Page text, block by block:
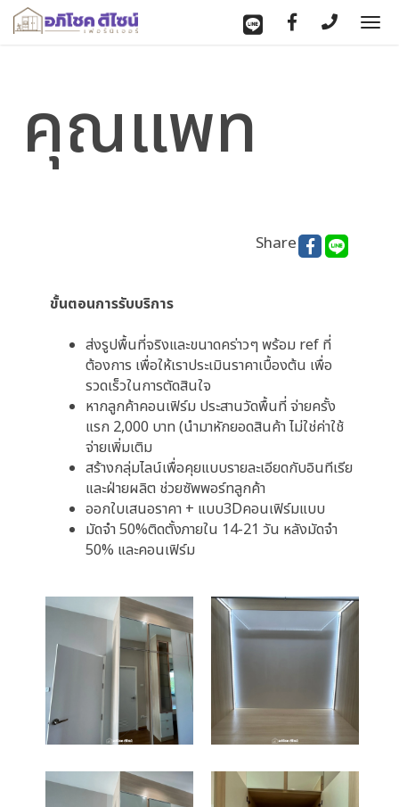
คุณแพท
Share
ขั้นตอนการรับบริการ
ส่งรูปพื้นที่จริงและขนาดคร่าวๆ พร้อม ref ที่
ต้องการ เพื่อให้เราประเมินราคาเบื้องต้น เพื่อ
รวดเร็วในการตัดสินใจ
หากลูกค้าคอนเฟิร์ม ประสานวัดพื้นที่ จ่ายครั้ง
แรก 2,000 บาท (นำมาหักยอดสินค้า ไม่ใช่ค่าใช้
จ่ายเพิ่มเติม
สร้างกลุ่มไลน์เพื่อคุยแบบรายละเอียดกับอินทีเรีย
และฝ่ายผลิต ช่วยซัพพอร์ทลูกค้า
ออกใบเสนอราคา + แบบ3Dคอนเฟิร์มแบบ
มัดจำ 50%ติดตั้งภายใน 14-21 วัน หลังมัดจำ
50% และคอนเฟิร์ม